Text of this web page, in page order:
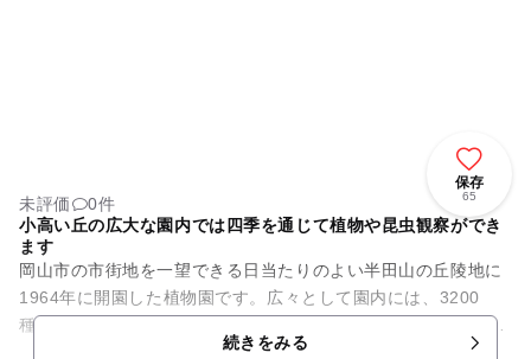
保存
65
未評価
0件
小高い丘の広大な園内では四季を通じて植物や昆虫観察ができ
ます
岡山市の市街地を一望できる日当たりのよい半田山の丘陵地に
1964年に開園した植物園です。広々として園内には、3200
種、15万本の植物が栽培されており、一年中鮮やかな色彩に包
続きをみる